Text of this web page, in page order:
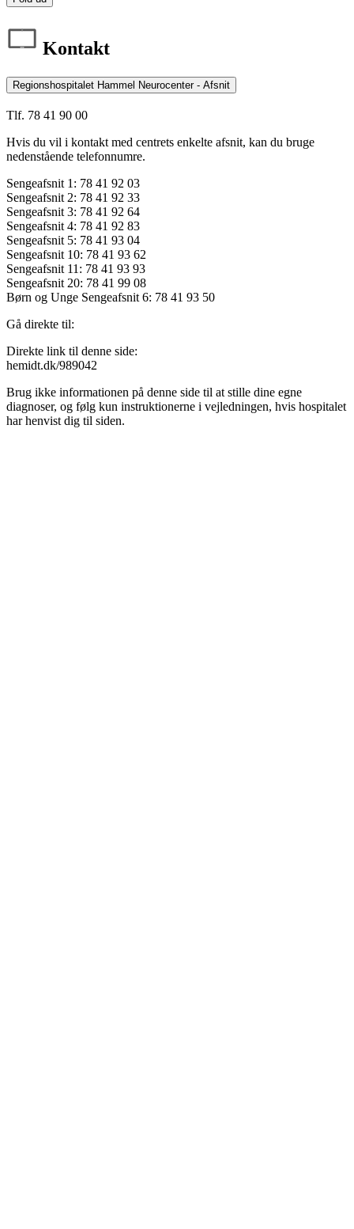
Kontakt
Regionshospitalet Hammel Neurocenter - Afsnit
Tlf. 78 41 90 00
Hvis du vil i kontakt med centrets enkelte afsnit, kan du bruge
nedenstående telefonnumre.
Sengeafsnit 1: 78 41 92 03
Sengeafsnit 2: 78 41 92 33
Sengeafsnit 3: 78 41 92 64
Sengeafsnit 4: 78 41 92 83
Sengeafsnit 5: 78 41 93 04
Sengeafsnit 10: 78 41 93 62
Sengeafsnit 11: 78 41 93 93
Sengeafsnit 20: 78 41 99 08
Børn og Unge Sengeafsnit 6: 78 41 93 50
Gå direkte til:
Direkte link til denne side:
hemidt.dk/989042
Brug ikke informationen på denne side til at stille dine egne
diagnoser, og følg kun instruktionerne i vejledningen, hvis hospitalet
har henvist dig til siden.